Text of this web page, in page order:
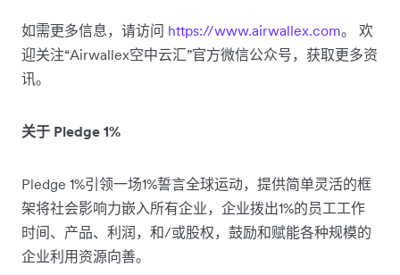
如需更多信息，请访问 https://www.airwallex.com。 欢
迎关注“Airwallex空中云汇”官方微信公众号，获取更多资
讯。
关于 Pledge 1%
Pledge 1%引领一场1%誓言全球运动，提供简单灵活的框
架将社会影响力嵌入所有企业，企业拨出1%的员工工作
时间、产品、利润，和/或股权，鼓励和赋能各种规模的
企业利用资源向善。